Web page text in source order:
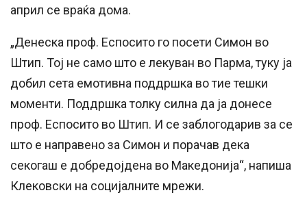
април се враќа дома.
„Денеска проф. Еспосито го посети Симон во
Штип. Тој не само што е лекуван во Парма, туку ја
добил сета емотивна поддршка во тие тешки
моменти. Поддршка толку силна да ја донесе
проф. Еспосито во Штип. И се заблогодарив за се
што е направено за Симон и порачав дека
секогаш е добредојдена во Македонија“, напиша
Клековски на социјалните мрежи.